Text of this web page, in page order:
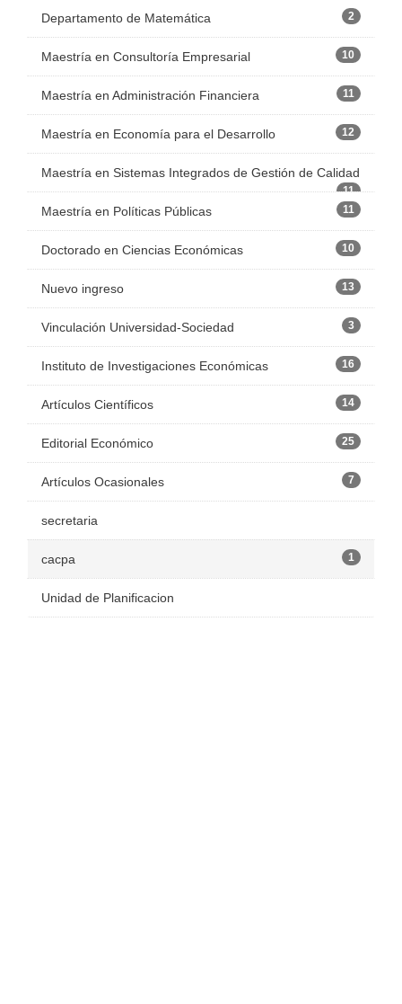
Departamento de Matemática 2
Maestría en Consultoría Empresarial 10
Maestría en Administración Financiera 11
Maestría en Economía para el Desarrollo 12
Maestría en Sistemas Integrados de Gestión de Calidad
11
Maestría en Políticas Públicas 11
Doctorado en Ciencias Económicas 10
Nuevo ingreso 13
Vinculación Universidad-Sociedad 3
Instituto de Investigaciones Económicas 16
Artículos Científicos 14
Editorial Económico 25
Artículos Ocasionales 7
secretaria
cacpa 1
Unidad de Planificacion